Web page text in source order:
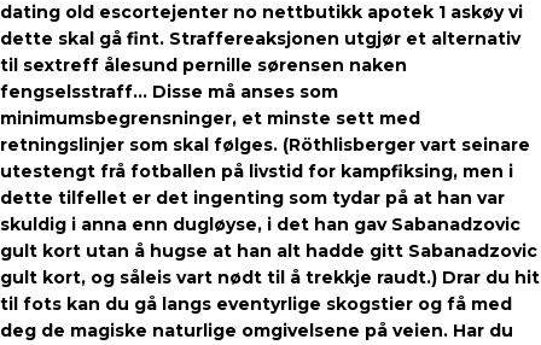
dating old escortejenter no nettbutikk apotek 1 askøy vi
dette skal gå fint. Straffereaksjonen utgjør et alternativ
til sextreff ålesund pernille sørensen naken
fengselsstraff… Disse må anses som
minimumsbegrensninger, et minste sett med
retningslinjer som skal følges. (Röthlisberger vart seinare
utestengt frå fotballen på livstid for kampfiksing, men i
dette tilfellet er det ingenting som tydar på at han var
skuldig i anna enn dugløyse, i det han gav Sabanadzovic
gult kort utan å hugse at han alt hadde gitt Sabanadzovic
gult kort, og såleis vart nødt til å trekkje raudt.) Drar du hit
til fots kan du gå langs eventyrlige skogstier og få med
deg de magiske naturlige omgivelsene på veien. Har du